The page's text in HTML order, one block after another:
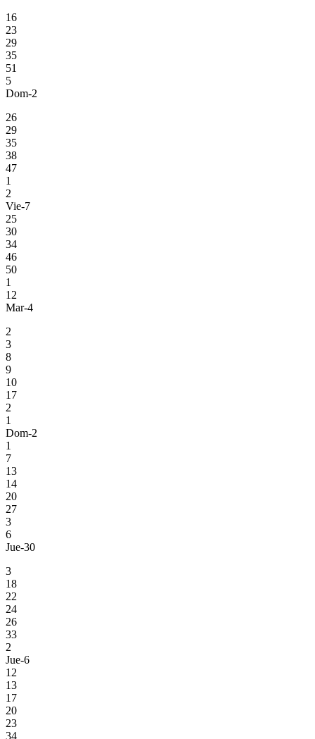
16
23
29
35
51
5
Dom-2
26
29
35
38
47
1
2
Vie-7
25
30
34
46
50
1
12
Mar-4
2
3
8
9
10
17
2
1
Dom-2
1
7
13
14
20
27
3
6
Jue-30
3
18
22
24
26
33
2
Jue-6
12
13
17
20
23
34